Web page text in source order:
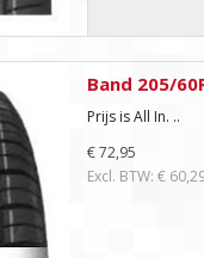
Band 205/
Prijs is All In. ..
€ 72,95
Excl. BTW: €